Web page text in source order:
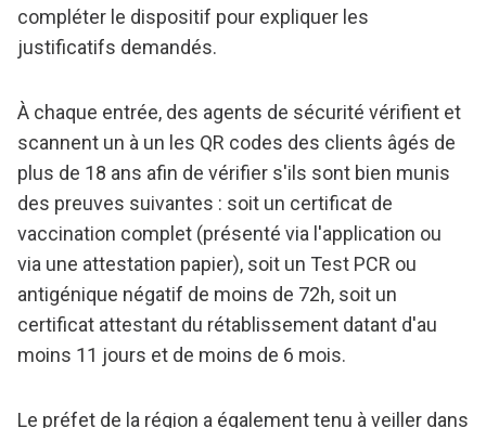
compléter le dispositif pour expliquer les
justificatifs demandés.
À chaque entrée, des agents de sécurité vérifient et
scannent un à un les QR codes des clients âgés de
plus de 18 ans afin de vérifier s'ils sont bien munis
des preuves suivantes : soit un certificat de
vaccination complet (présenté via l'application ou
via une attestation papier), soit un Test PCR ou
antigénique négatif de moins de 72h, soit un
certificat attestant du rétablissement datant d'au
moins 11 jours et de moins de 6 mois.
Le préfet de la région a également tenu à veiller dans